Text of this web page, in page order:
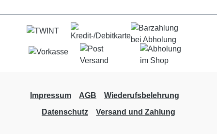
Impressum AGB
Wiederufsbelehrung
Datenschutz
Versand und Zahlung